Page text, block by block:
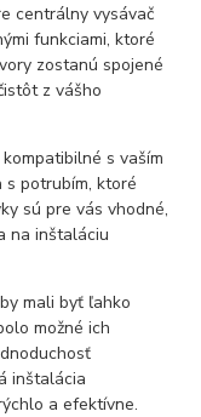
centrálny vysávač
funkciami, ktoré
zostanú spojené
z vášho
s vaším
s potrubím, ktoré
sú pre vás vhodné,
na inštaláciu
mali byť ľahko
možné ich
inštalácia
a efektívne.